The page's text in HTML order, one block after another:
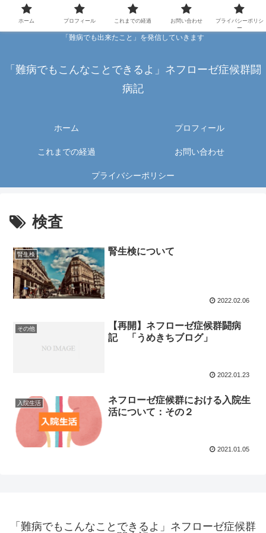
「難病でも出来たこと」を発信していきます
「難病でもこんなことできるよ」ネフローゼ症候群闘
病記
ホーム プロフィール
これまでの経過 お問い合わせ
プライバシーポリシー
検査
腎生検 腎生検について
2022.02.06
その他
【再開】ネフローゼ症候群闘病
記 「うめきちブログ」
2022.01.23
入院生活
ネフローゼ症候群における入院生
活について：その２
2021.01.05
「難病でもこんなことできるよ」ネフローゼ症候群
ホーム プロフィール これまでの経過 お問い合わせ
プライバシーポリシ
ー